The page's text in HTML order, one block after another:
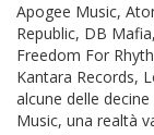
Apogee Music,
Republic, DB
Freedom For
Kantara Records,
alcune delle
Music, una realtà